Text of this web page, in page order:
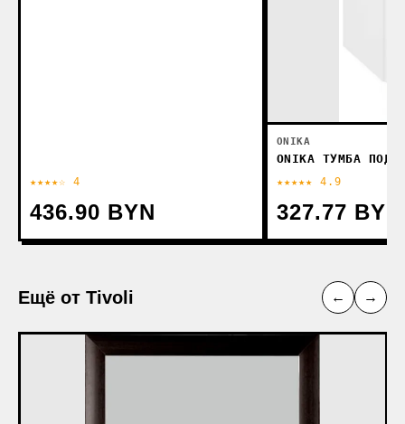
★★★★☆ 4
436.90 BYN
ONIKA
ONIKA ТУМБА ПОД
★★★★★ 4.9
327.77 BYN
Ещё от Tivoli ← →